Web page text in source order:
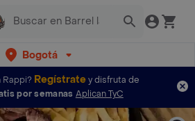
Bogotá
Rappi? Regístratey disfruta de
por semanas Aplican TyC